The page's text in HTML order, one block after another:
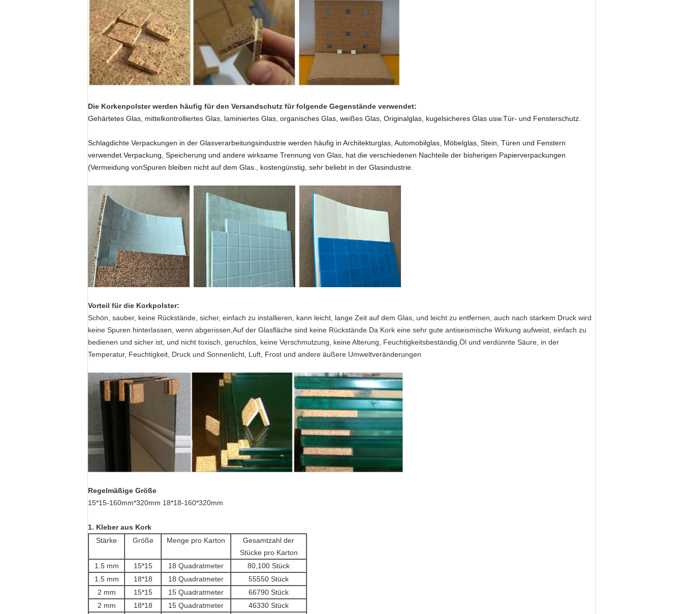
Die Korkenpolster werden häufig für den Versandschutz für folgende Gegenstände verwendet:
Gehärtetes Glas, mittelkontrolliertes Glas, laminiertes Glas, organisches Glas, weißes Glas, Originalglas, kugelsicheres Glas usw.Tür- und Fensterschutz.
Schlagdichte Verpackungen in der Glasverarbeitungsindustrie werden häufig in Architekturglas, Automobilglas, Möbelglas, Stein, Türen und Fenstern
verwendet.Verpackung, Speicherung und andere wirksame Trennung von Glas, hat die verschiedenen Nachteile der bisherigen Papierverpackungen
(Vermeidung vonSpuren bleiben nicht auf dem Glas., kostengünstig, sehr beliebt in der Glasindustrie.
Vorteil für die Korkpolster:
Schön, sauber, keine Rückstände, sicher, einfach zu installieren, kann leicht, lange Zeit auf dem Glas, und leicht zu entfernen, auch nach starkem Druck wird
keine Spuren hinterlassen, wenn abgerissen,Auf der Glasfläche sind keine Rückstände.Da Kork eine sehr gute antiseismische Wirkung aufweist, einfach zu
bedienen und sicher ist, und nicht toxisch, geruchlos, keine Verschmutzung, keine Alterung, Feuchtigkeitsbeständig,Öl und verdünnte Säure, in der
Temperatur, Feuchtigkeit, Druck und Sonnenlicht, Luft, Frost und andere äußere Umweltveränderungen
Regelmäßige Größe
15*15-160mm*320mm 18*18-160*320mm
1. Kleber aus Kork
Stärke
Größe Menge pro Karton
Gesamtzahl der
Stücke pro Karton
1.5 mm
15*15 18 Quadratmeter
80,100 Stück
1.5 mm
18*18 18 Quadratmeter
55550 Stück
2 mm
15*15 15 Quadratmeter
66790 Stück
2 mm
18*18 15 Quadratmeter
46330 Stück